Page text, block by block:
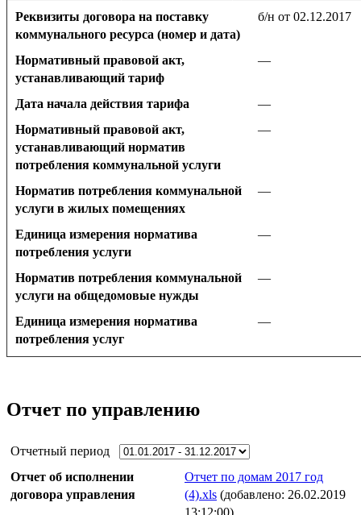
Реквизиты договора на поставку
коммунального ресурса (номер и дата)
б/н от 02.12.2017
Нормативный правовой акт,
устанавливающий тариф
—
Дата начала действия тарифа
—
Нормативный правовой акт,
устанавливающий норматив
потребления коммунальной услуги
—
Норматив потребления коммунальной
услуги в жилых помещениях
—
Единица измерения норматива
потребления услуги
—
Норматив потребления коммунальной
услуги на общедомовые нужды
—
Единица измерения норматива
потребления услуг
—
Отчет по управлению
Отчетный период
Отчет об исполнении
договора управления
Отчет по домам 2017 год
(4).xls (добавлено: 26.02.2019